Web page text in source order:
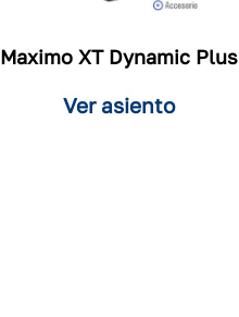
Maximo XT Dynamic Plus
Ver asiento